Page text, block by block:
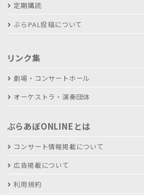
定期購読
ぶらPAL投稿について
リンク集
劇場・コンサートホール
オーケストラ・演奏団体
ぶらあぼONLINEとは
コンサート情報掲載について
広告掲載について
利用規約